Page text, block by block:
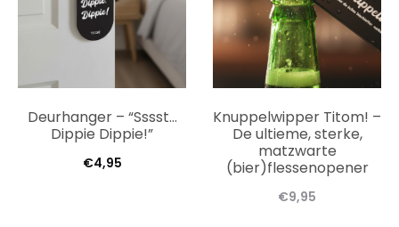
Deurhanger – “Sssst…
Dippie Dippie!”
€4,95
Knuppelwipper Titom! –
De ultieme, sterke,
matzwarte
(bier)flessenopener
€9,95